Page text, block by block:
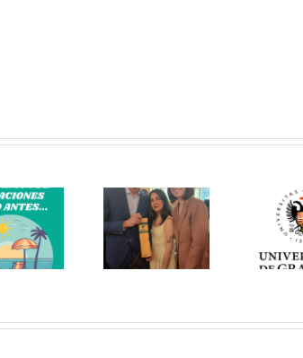
presentación
inciativa
‘Somos.
Contamos’.
Fin de la
mujeres
en 1,4
de
mujeres
amplía el
conocimiento
endometriosis